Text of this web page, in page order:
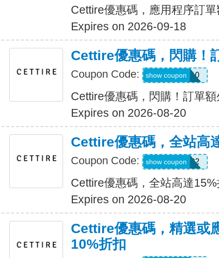
Cettire優惠碼，應用程序訂
Expires on 2026-09-18
Cettire優惠碼，閃購！
Coupon Code: MAY10
show coupon
Cettire優惠碼，閃購！訂單
Expires on 2026-08-20
Cettire優惠碼，全站高
Coupon Code: G120702
show coupon
Cettire優惠碼，全站高達
Expires on 2026-08-20
Cettire優惠碼，精選或
10%折扣